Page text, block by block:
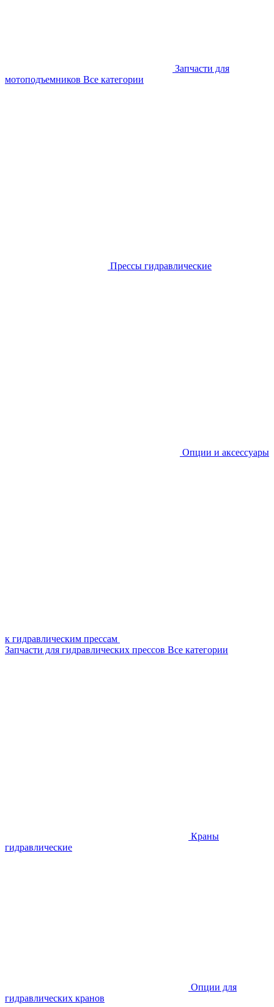
Запчасти для
мотоподъемников Все категории
Прессы гидравлические
Опции и аксессуары
к гидравлическим прессам
Запчасти для гидравлических прессов Все категории
Краны
гидравлические
Опции для
гидравлических кранов